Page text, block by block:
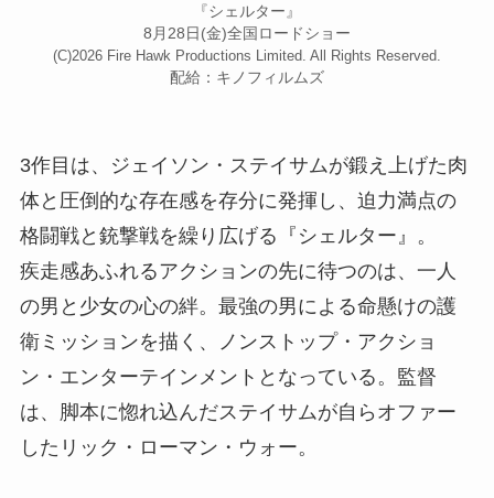
『シェルター』
8月28日(金)全国ロードショー
(C)2026 Fire Hawk Productions Limited. All Rights Reserved.
配給：キノフィルムズ
3作目は、ジェイソン・ステイサムが鍛え上げた肉
体と圧倒的な存在感を存分に発揮し、迫力満点の
格闘戦と銃撃戦を繰り広げる『シェルター』。
疾走感あふれるアクションの先に待つのは、一人
の男と少女の心の絆。最強の男による命懸けの護
衛ミッションを描く、ノンストップ・アクショ
ン・エンターテインメントとなっている。監督
は、脚本に惚れ込んだステイサムが自らオファー
したリック・ローマン・ウォー。